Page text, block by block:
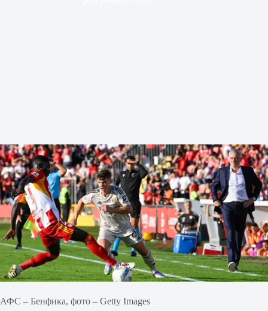
АФС – Бенфика, фото – Getty Images